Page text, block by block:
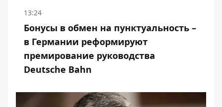
13:24
Бонусы в обмен на пунктуальность –
в Германии реформируют
премирование руководства
Deutsche Bahn